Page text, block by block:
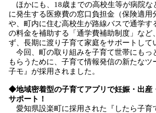
ほかにも、18歳までの高校生等が病院な
に発生する医療費の窓口負担金（保険適用
や、町内に住む高校生が路線バスで通学す
の料金を補助する「通学費補助制度」など
ず、長期に渡り子育て家庭をサポートして
今回、町の取り組みを子育て世帯にもっ
もらうために、子育て情報発信の新たなツ
子モ』が採用されました。
◆地域密着型の子育てアプリで妊娠・出産
サポート！
愛知県設楽町に採用された『したら子育